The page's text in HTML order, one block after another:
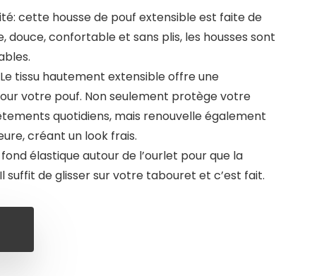
cette housse de pouf extensible est faite de
douce, confortable et sans plis, les housses sont
tissu hautement extensible offre une
votre pouf. Non seulement protège votre
quotidiens, mais renouvelle également
créant un look frais.
élastique autour de l’ourlet pour que la
suffit de glisser sur votre tabouret et c’est fait.